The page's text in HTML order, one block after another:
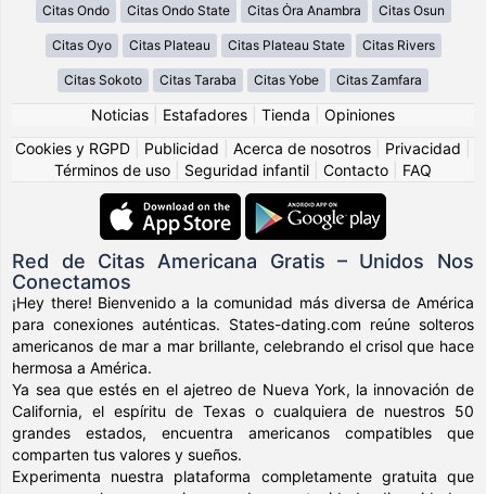
Citas Ondo Citas Ondo State Citas Ȯra Anambra Citas Osun
Citas Oyo Citas Plateau Citas Plateau State Citas Rivers
Citas Sokoto Citas Taraba Citas Yobe Citas Zamfara
Noticias Estafadores Tienda
Opiniones
Cookies y RGPD
Publicidad Acerca de nosotros Privacidad
Términos de uso
Seguridad infantil Contacto FAQ
Red de Citas Americana Gratis – Unidos Nos
Conectamos
¡Hey there! Bienvenido a la comunidad más diversa de América
para conexiones auténticas. States-dating.com reúne solteros
americanos de mar a mar brillante, celebrando el crisol que hace
hermosa a América.
Ya sea que estés en el ajetreo de Nueva York, la innovación de
California, el espíritu de Texas o cualquiera de nuestros 50
grandes estados, encuentra americanos compatibles que
comparten tus valores y sueños.
Experimenta nuestra plataforma completamente gratuita que